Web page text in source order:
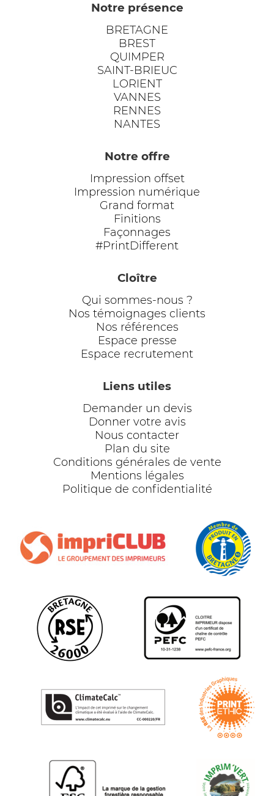
Notre présence
BRETAGNE
BREST
QUIMPER
SAINT-BRIEUC
LORIENT
VANNES
RENNES
NANTES
Notre offre
Impression offset
Impression numérique
Grand format
Finitions
Façonnages
#PrintDifferent
Cloître
Qui sommes-nous ?
Nos témoignages clients
Nos références
Espace presse
Espace recrutement
Liens utiles
Demander un devis
Donner votre avis
Nous contacter
Plan du site
Conditions générales de vente
Mentions légales
Politique de confidentialité